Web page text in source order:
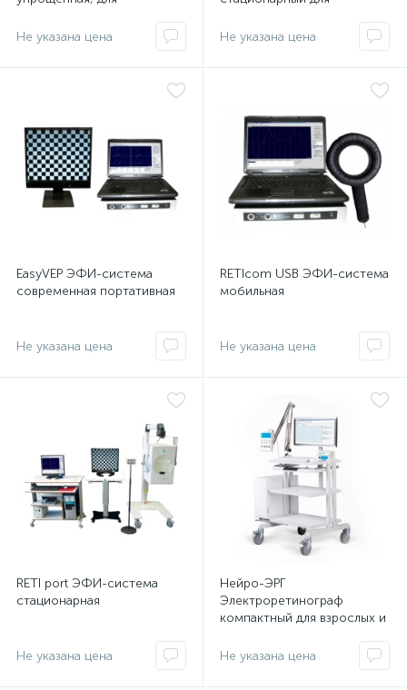
использования, с
Не указана цена
использования
Не указана цена
EasyVEP ЭФИ-система
современная портативная
Не указана цена
RETIcom USB ЭФИ-система
мобильная
Не указана цена
RETI port ЭФИ-система
стационарная
Не указана цена
Нейро-ЭРГ
Электроретинограф
компактный для взрослых и
Не указана цена